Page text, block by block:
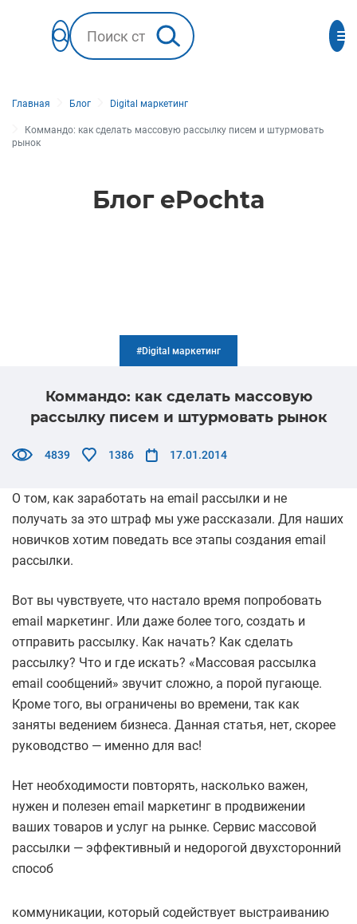
Главная Блог Digital маркетинг
Коммандо: как сделать массовую рассылку писем и штурмовать
рынок
Блог ePochta
4839 1386 17.01.2014
#Digital маркетинг
Коммандо: как сделать массовую
рассылку писем и штурмовать рынок
О том, как заработать на email рассылки и не
получать за это штраф мы уже рассказали. Для наших
новичков хотим поведать все этапы создания email
рассылки.
Вот вы чувствуете, что настало время попробовать
email маркетинг. Или даже более того, создать и
отправить рассылку. Как начать? Как сделать
рассылку? Что и где искать? «Массовая рассылка
email сообщений» звучит сложно, а порой пугающе.
Кроме того, вы ограничены во времени, так как
заняты ведением бизнеса. Данная статья, нет, скорее
руководство — именно для вас!
Нет необходимости повторять, насколько важен,
нужен и полезен email маркетинг в продвижении
ваших товаров и услуг на рынке. Сервис массовой
рассылки — эффективный и недорогой двухсторонний
способ
коммуникации, который содействует выстраиванию